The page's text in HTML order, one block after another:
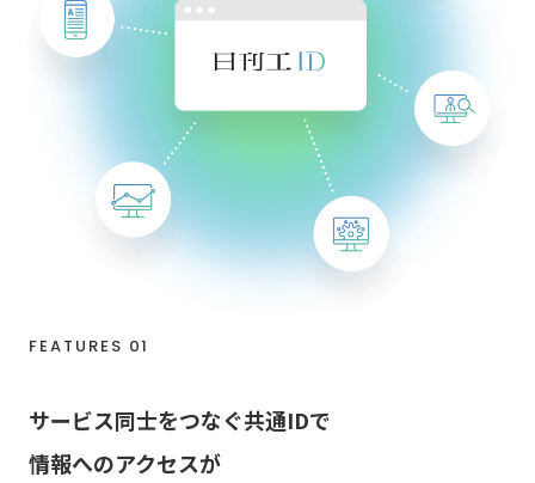
FEATURES 01
サービス同士をつなぐ共通IDで
情報へのアクセスが